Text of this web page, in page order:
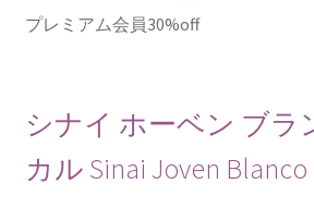
プレミアム会員30%off
シナイ ホーベン ブラ
カル Sinai Joven Blanco